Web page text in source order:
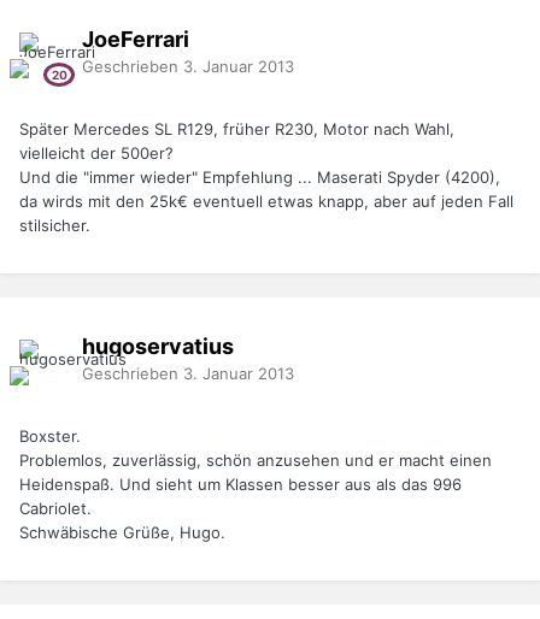
JoeFerrari
Geschrieben 3. Januar 2013
Später Mercedes SL R129, früher R230, Motor nach Wahl,
vielleicht der 500er?
Und die "immer wieder" Empfehlung ... Maserati Spyder (4200),
da wirds mit den 25k€ eventuell etwas knapp, aber auf jeden Fall
stilsicher.
hugoservatius
Geschrieben 3. Januar 2013
Boxster.
Problemlos, zuverlässig, schön anzusehen und er macht einen
Heidenspaß. Und sieht um Klassen besser aus als das 996
Cabriolet.
Schwäbische Grüße, Hugo.